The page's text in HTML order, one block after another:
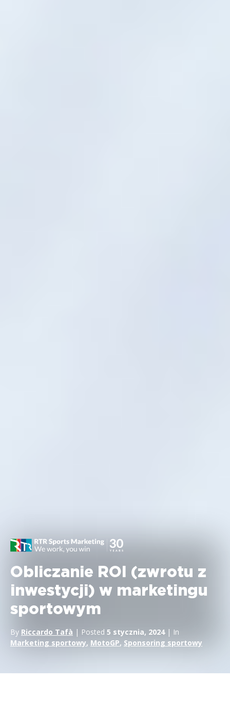
Obliczanie ROI (zwrotu z
inwestycji) w marketingu
sportowym
By Riccardo Tafà | Posted 5 stycznia, 2024| In
Marketing sportowy, MotoGP, Sponsoring sportowy